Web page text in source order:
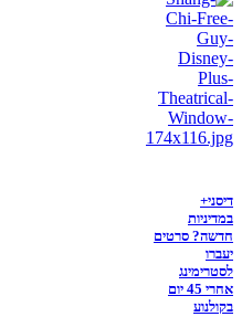
דיסני+
במדיניות
חדשה? סרטים
יעברו
לסטרימינג
אחרי 45 יום
בקולנוע